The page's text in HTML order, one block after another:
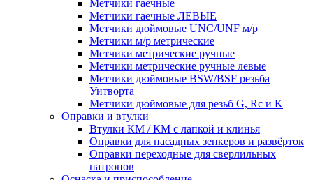
Метчики гаечные
Метчики гаечные ЛЕВЫЕ
Метчики дюймовые UNC/UNF м/р
Метчики м/р метрические
Метчики метрические ручные
Метчики метрические ручные левые
Метчики дюймовые BSW/BSF резьба
Уитворта
Метчики дюймовые для резьб G, Rc и K
Оправки и втулки
Втулки КМ / КМ с лапкой и клинья
Оправки для насадных зенкеров и развёрток
Оправки переходные для сверлильных
патронов